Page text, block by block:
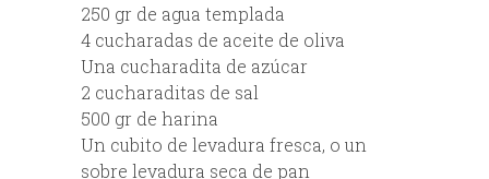
250 gr de agua templada
4 cucharadas de aceite de oliva
Una cucharadita de azúcar
2 cucharaditas de sal
500 gr de harina
Un cubito de levadura fresca, o un
sobre levadura seca de pan